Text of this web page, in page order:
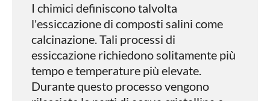
I chimici definiscono talvolta
l'essiccazione di composti salini come
calcinazione. Tali processi di
essiccazione richiedono solitamente più
tempo e temperature più elevate.
Durante questo processo vengono